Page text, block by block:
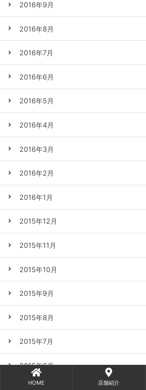
2016年9月
2016年8月
2016年7月
2016年6月
2016年5月
2016年4月
2016年3月
2016年2月
2016年1月
2015年12月
2015年11月
2015年10月
2015年9月
2015年8月
2015年7月
2015年6月
HOME 店舗紹介